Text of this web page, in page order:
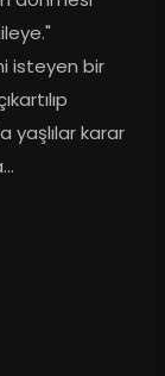
isteyen bir
yaşlılar karar